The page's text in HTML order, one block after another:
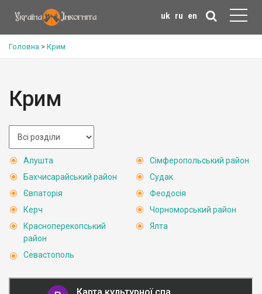
uk ru en
Головна > Крим
Крим
Алушта
Бахчисарайський район
Євпаторія
Керч
Красноперекопський
район
Севастополь
Сімферопольський район
Судак
Феодосія
Чорноморський район
Ялта